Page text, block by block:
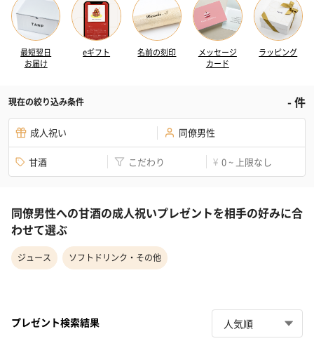
最短翌日
お届け
eギフト 名前の刻印
メッセージ
カード
ラッピング
現在の絞り込み条件 -件
成人祝い 同僚男性
甘酒 こだわり ¥ 0 ~ 上限なし
同僚男性への甘酒の成人祝いプレゼントを相手の好みに合
わせて選ぶ
ジュース ソフトドリンク・その他
プレゼント検索結果